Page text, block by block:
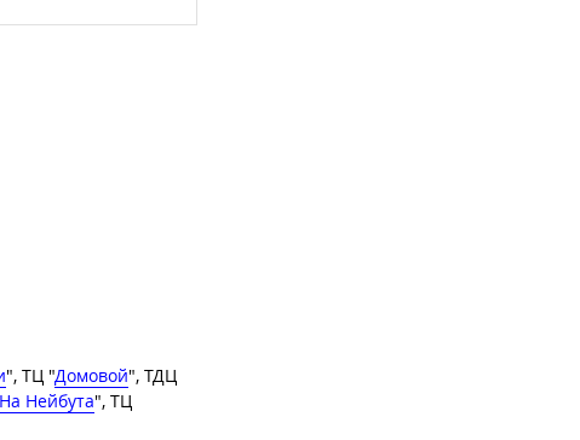
", ТЦ "Домовой", ТДЦ
На Нейбута", ТЦ